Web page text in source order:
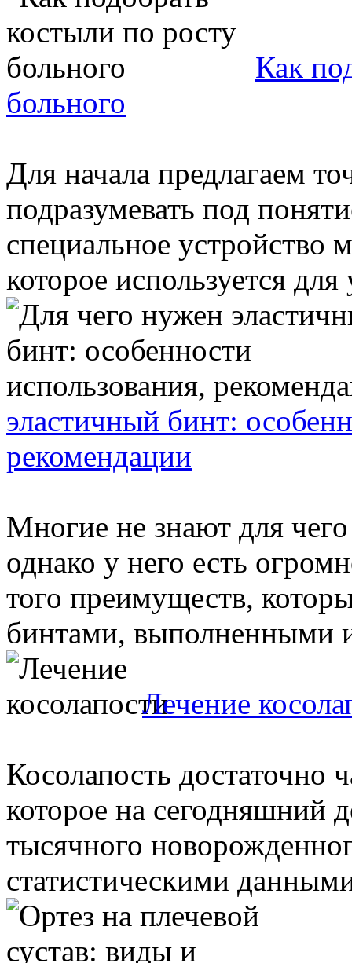
Как
больного
Для начала предлагаем
подразумевать под
специальное устройство
которое используется
эластичный бинт:
рекомендации
Многие не знают для
однако у него есть
того преимуществ,
бинтами, выполненными
Лечение
Косолапость достаточно
которое на сегодняшний
тысячного
статистическими